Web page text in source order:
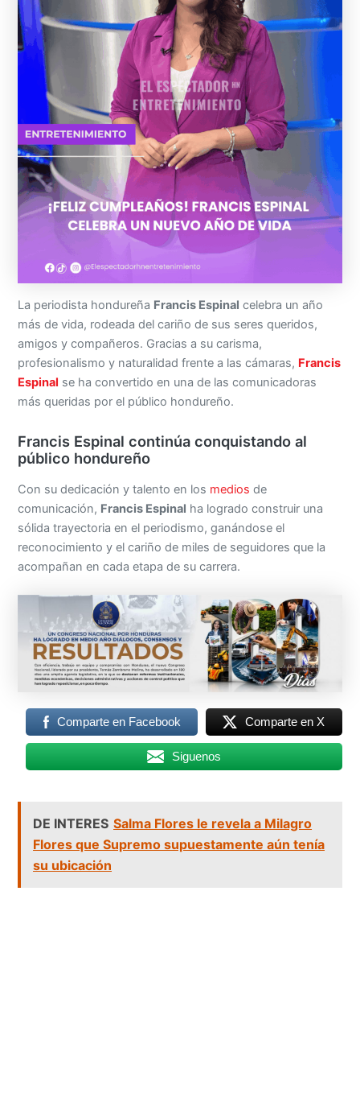
La periodista hondureña Francis Espinal celebra un año
más de vida, rodeada del cariño de sus seres queridos,
amigos y compañeros. Gracias a su carisma,
profesionalismo y naturalidad frente a las cámaras, Francis
Espinal se ha convertido en una de las comunicadoras
más queridas por el público hondureño.
Francis Espinal continúa conquistando al
público hondureño
Con su dedicación y talento en los mediosde
comunicación, Francis Espinal ha logrado construir una
sólida trayectoria en el periodismo, ganándose el
reconocimiento y el cariño de miles de seguidores que la
acompañan en cada etapa de su carrera.
Comparte en Facebook Comparte en X
Siguenos
DE INTERES Salma Flores le revela a Milagro
Flores que Supremo supuestamente aún tenía
su ubicación